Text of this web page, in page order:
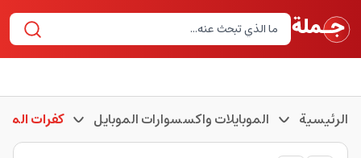
الرئيسية الموبايلات واكسسوارات الموبايل كفرات